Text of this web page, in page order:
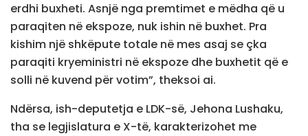
erdhi buxheti. Asnjë nga premtimet e mëdha që u
paraqiten në ekspoze, nuk ishin në buxhet. Pra
kishim një shkëpute totale në mes asaj se çka
paraqiti kryeministri në ekspoze dhe buxhetit që e
solli në kuvend për votim”, theksoi ai.
Ndërsa, ish-deputetja e LDK-së, Jehona Lushaku,
tha se legjislatura e X-të, karakterizohet me